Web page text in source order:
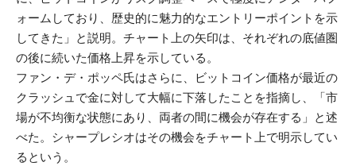
ォームしており、歴史的に魅力的なエントリーポイントを示
してきた」と説明。チャート上の矢印は、それぞれの底値圏
の後に続いた価格上昇を示している。
ファン・デ・ポッペ氏はさらに、ビットコイン価格が最近の
クラッシュで金に対して大幅に下落したことを指摘し、「市
場が不均衡な状態にあり、両者の間に機会が存在する」と述
べた。シャープレシオはその機会をチャート上で明示してい
るという。